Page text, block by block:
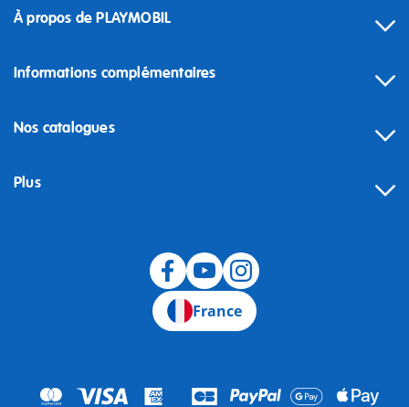
À propos de PLAYMOBIL
Informations complémentaires
Nos catalogues
Plus
France